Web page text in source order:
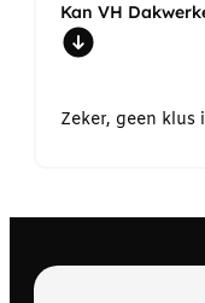
Kan VH
Zeker, geen